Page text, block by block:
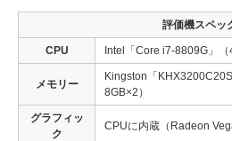
評価機スペッ
CPU Intel「Core i7-8809G」（
メモリー
Kingston「
8GB×2）
グラフィッ
ク
CPUに内蔵（Radeon